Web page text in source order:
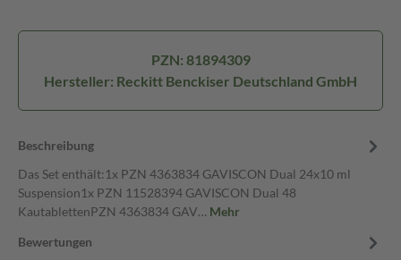
PZN: 81894309
Hersteller: Reckitt Benckiser Deutschland GmbH
Beschreibung
Das Set enthält:1x PZN 4363834 GAVISCON Dual 24x10 ml
Suspension1x PZN 11528394 GAVISCON Dual 48
KautablettenPZN 4363834 GAV… Mehr
Bewertungen